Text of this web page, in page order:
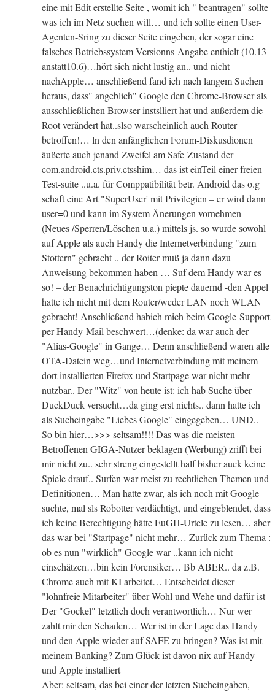
eine mit Edit erstellte Seite , womit ich " beantragen" sollte
was ich im Netz suchen will… und ich sollte einen User-
Agenten-Sring zu dieser Seite eingeben, der sogar eine
falsches Betriebssystem-Versionns-Angabe enthielt (10.13
anstatt10.6)…hört sich nicht lustig an.. und nicht
nachApple… anschließend fand ich nach langem Suchen
heraus, dass" angeblich" Google den Chrome-Browser als
ausschließlichen Browser instslliert hat und außerdem die
Root verändert hat..slso warscheinlich auch Router
betroffen!… ln den anfänglichen Forum-Diskusdionen
äußerte auch jenand Zweifel am Safe-Zustand der
com.android.cts.priv.ctsshim… das ist einTeil einer freien
Test-suite ..u.a. für Comppatibilität betr. Android das o.g
schaft eine Art "SuperUser' mit Privilegien – er wird dann
user=0 und kann im System Änerungen vornehmen
(Neues /Sperren/Löschen u.a.) mittels js. so wurde sowohl
auf Apple als auch Handy die Internetverbindung "zum
Stottern" gebracht .. der Roiter muß ja dann dazu
Anweisung bekommen haben … Suf dem Handy war es
so! – der Benachrichtigungston piepte dauernd -den Appel
hatte ich nicht mit dem Router/weder LAN noch WLAN
gebracht! Anschließend habich mich beim Google-Support
per Handy-Mail beschwert…(denke: da war auch der
"Alias-Google" in Gange… Denn anschließend waren alle
OTA-Datein weg…und Internetverbindung mit meinem
dort installierten Firefox und Startpage war nicht mehr
nutzbar.. Der "Witz" von heute ist: ich hab Suche über
DuckDuck versucht…da ging erst nichts.. dann hatte ich
als Sucheingabe "Liebes Google" eingegeben… UND..
So bin hier…>>> seltsam!!!! Das was die meisten
Betroffenen GIGA-Nutzer beklagen (Werbung) zrifft bei
mir nicht zu.. sehr streng eingestellt half bisher auck keine
Spiele drauf.. Surfen war meist zu rechtlichen Themen und
Definitionen… Man hatte zwar, als ich noch mit Google
suchte, mal sls Robotter verdächtigt, und eingeblendet, dass
ich keine Berechtigung hätte EuGH-Urtele zu lesen… aber
das war bei "Startpage" nicht mehr… Zurück zum Thema :
ob es nun "wirklich" Google war ..kann ich nicht
einschätzen…bin kein Forensiker… Bb ABER.. da z.B.
Chrome auch mit KI arbeitet… Entscheidet dieser
"lohnfreie Mitarbeiter" über Wohl und Wehe und dafür ist
Der "Gockel" letztlich doch verantwortlich… Nur wer
zahlt mir den Schaden… Wer ist in der Lage das Handy
und den Apple wieder auf SAFE zu bringen? Was ist mit
meinem Banking? Zum Glück ist davon nix auf Handy
und Apple installiert
Aber: seltsam, das bei einer der letzten Sucheingaben,